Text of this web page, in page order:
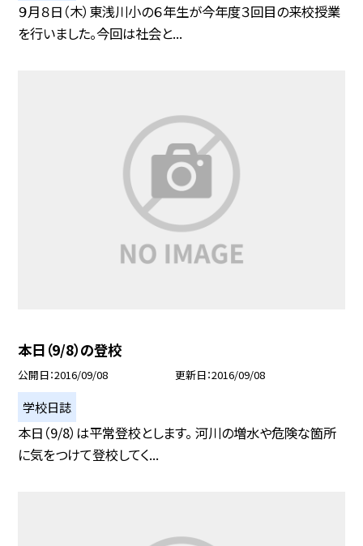
９月８日（木）東浅川小の６年生が今年度３回目の来校授業
を行いました。今回は社会と...
本日（9/8）の登校
公開日 2016/09/08 更新日 2016/09/08
学校日誌
本日（9/8）は平常登校とします。 河川の増水や危険な箇所
に気をつけて登校してく...